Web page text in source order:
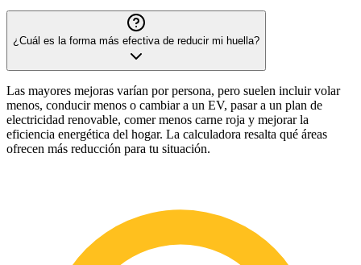
¿Cuál es la forma más efectiva de reducir mi huella?
Las mayores mejoras varían por persona, pero suelen incluir volar
menos, conducir menos o cambiar a un EV, pasar a un plan de
electricidad renovable, comer menos carne roja y mejorar la
eficiencia energética del hogar. La calculadora resalta qué áreas
ofrecen más reducción para tu situación.